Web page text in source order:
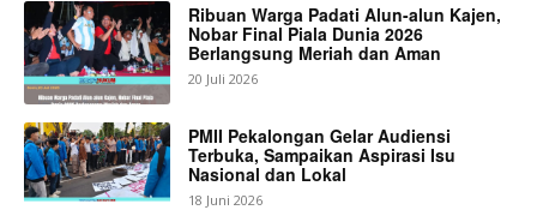
Ribuan Warga Padati Alun-alun Kajen,
Nobar Final Piala Dunia 2026
Berlangsung Meriah dan Aman
20 Juli 2026
PMII Pekalongan Gelar Audiensi
Terbuka, Sampaikan Aspirasi Isu
Nasional dan Lokal
18 Juni 2026